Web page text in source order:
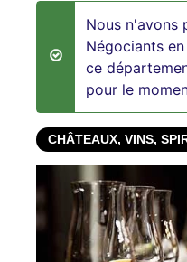
success
Nous n'avons
Négociants
ce
pour le
CHÂTEAUX, VINS,